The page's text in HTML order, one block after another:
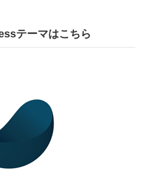
テーマはこちら